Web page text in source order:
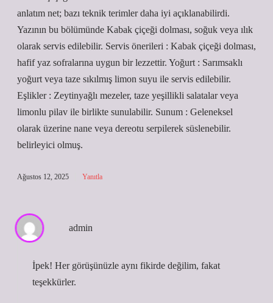
anlatım net; bazı teknik terimler daha iyi açıklanabilirdi.
Yazının bu bölümünde Kabak çiçeği dolması, soğuk veya ılık
olarak servis edilebilir. Servis önerileri : Kabak çiçeği dolması,
hafif yaz sofralarına uygun bir lezzettir. Yoğurt : Sarımsaklı
yoğurt veya taze sıkılmış limon suyu ile servis edilebilir.
Eşlikler : Zeytinyağlı mezeler, taze yeşillikli salatalar veya
limonlu pilav ile birlikte sunulabilir. Sunum : Geleneksel
olarak üzerine nane veya dereotu serpilerek süslenebilir.
belirleyici olmuş.
Ağustos 12, 2025 Yanıtla
admin
İpek! Her görüşünüzle aynı fikirde değilim, fakat
teşekkürler.